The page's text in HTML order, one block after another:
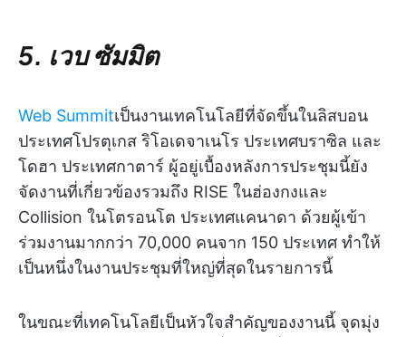
5. เวบ ซัมมิต
Web Summitเป็นงานเทคโนโลยีที่จัดขึ้นในลิสบอน
ประเทศโปรตุเกส ริโอเดจาเนโร ประเทศบราซิล และ
โดฮา ประเทศกาตาร์ ผู้อยู่เบื้องหลังการประชุมนี้ยัง
จัดงานที่เกี่ยวข้องรวมถึง RISE ในฮ่องกงและ
Collision ในโตรอนโต ประเทศแคนาดา ด้วยผู้เข้า
ร่วมงานมากกว่า 70,000 คนจาก 150 ประเทศ ทำให้
เป็นหนึ่งในงานประชุมที่ใหญ่ที่สุดในรายการนี้
ในขณะที่เทคโนโลยีเป็นหัวใจสำคัญของงานนี้ จุดมุ่ง